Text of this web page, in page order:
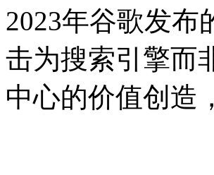
2023年谷歌发
击为搜索引擎而
中心的价值创造